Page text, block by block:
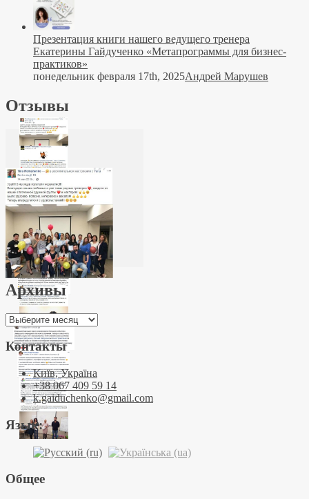
Презентация книги нашего ведущего тренера
Екатерины Гайдученко «Метапрограммы для бизнес-
практиков»
понедельник февраля 17th, 2025Андрей Марушев
Отзывы
Архивы
Архивы
Контакты
Київ, Україна
+38 067 409 59 14
k.gaiduchenko@gmail.com
Язык:
Общее